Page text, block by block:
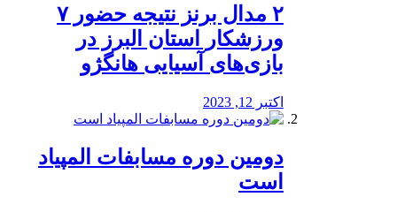
۲ مدال برنز نتیجه حضور ۷
ورزشکار استان البرز در
بازی‌های آسیایی هانگژو
اکتبر 12, 2023
دومین دوره مسابفات المپیاد
است